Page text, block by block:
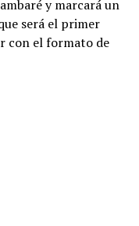
y marcará un
será el primer
con el formato de